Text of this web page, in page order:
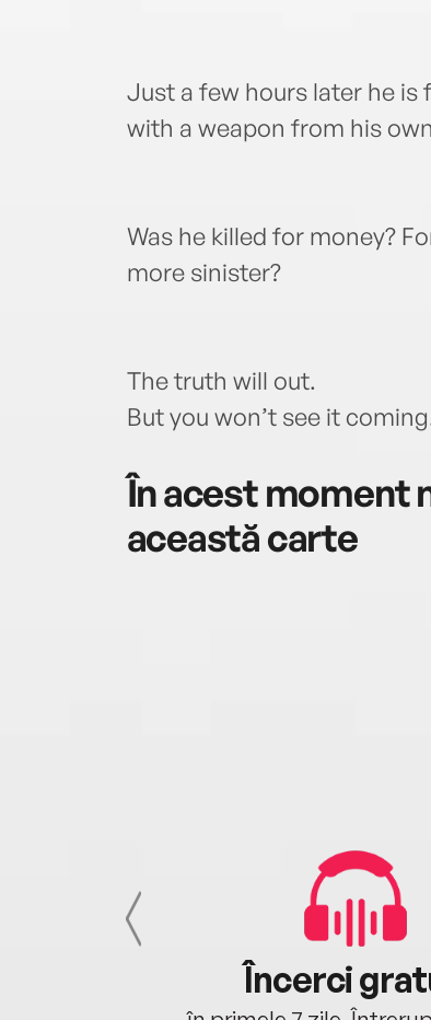
Just a few hours later he
with a weapon from his
Was he killed for money?
more sinister?
The truth will out.
But you won’t see it
În acest moment
această carte
Încerci